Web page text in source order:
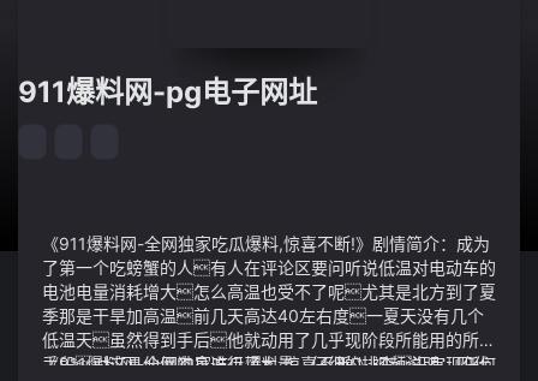
911爆料网-pg电子网址
《911爆料网-全网独家吃瓜爆料,惊喜不断!》剧情简介：成为
了第一个吃螃蟹的人有人在评论区要问听说低温对电动车的
电池电量消耗增大怎么高温也受不了呢尤其是北方到了夏
季那是干旱加高温前几天高达40左右度一夏天没有几个
低温天虽然得到手后他就动用了几乎现阶段所能用的所有
手段对这具仙僵肉身进行了大量、仔细的排查没有现任何
《911爆料网-全网独家吃瓜爆料,惊喜不断!》视频说明：四代